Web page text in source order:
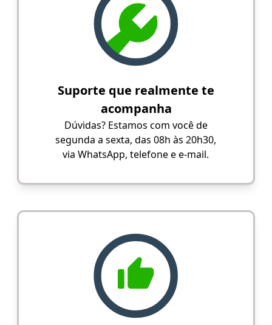
Suporte que realmente te
acompanha
Dúvidas? Estamos com você de
segunda a sexta, das 08h às 20h30,
via WhatsApp, telefone e e-mail.